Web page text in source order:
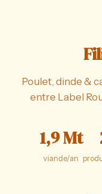
Poulet, dinde &
entre Label
1,9 Mt
viande/an